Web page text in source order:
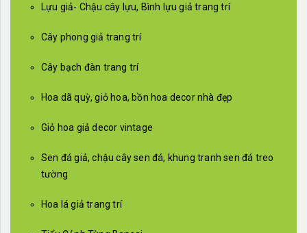
Lựu giả- Chậu cây lựu, Bình lựu giả trang trí
Cây phong giả trang trí
Cây bạch đàn trang trí
Hoa dã quỳ, giỏ hoa, bồn hoa decor nhà đẹp
Giỏ hoa giả decor vintage
Sen đá giả, chậu cây sen đá, khung tranh sen đá treo
tường
Hoa lá giả trang trí